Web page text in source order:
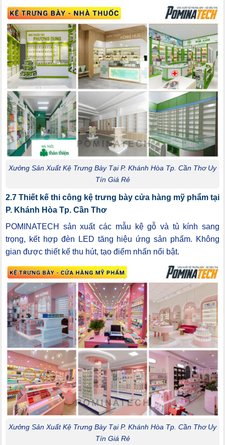
Xưởng Sản Xuất Kệ Trưng Bày Tại P. Khánh Hòa Tp. Cần Thơ Uy
Tín Giá Rẻ
2.7 Thiết kế thi công kệ trưng bày cửa hàng mỹ phẩm tại
P. Khánh Hòa Tp. Cần Thơ
POMINATECH sản xuất các mẫu kệ gỗ và tủ kính sang
trọng, kết hợp đèn LED tăng hiệu ứng sản phẩm. Không
gian được thiết kế thu hút, tạo điểm nhấn nổi bật.
Xưởng Sản Xuất Kệ Trưng Bày Tại P. Khánh Hòa Tp. Cần Thơ Uy
Tín Giá Rẻ